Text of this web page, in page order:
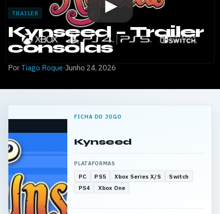
TRAILER
Kynseed – Trailer
consolas
Por Tiago Roque·Junho 24, 2026
FICHA DO JOGO
Kynseed
PLATAFORMAS
PC PS5 Xbox Series X/S
Switch
PS4
Xbox One